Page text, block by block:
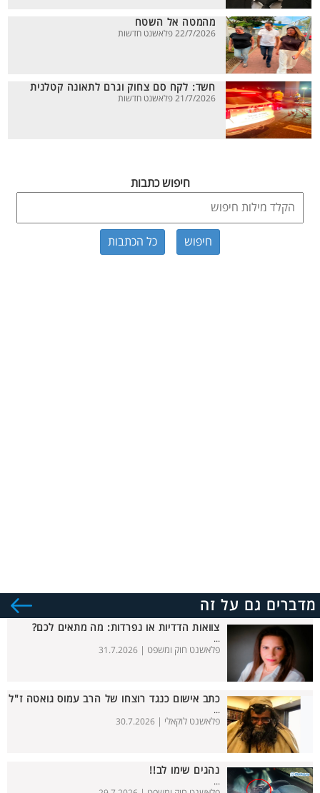
מהמטה אל השטח
22/7/2026 פלאשנט חדשות
חשד: לקח סם צחוק וגרם לתאונה קטלנית
21/7/2026 פלאשנט חדשות
חיפוש כתבות
כל הכתבות
מדברים גם על זה